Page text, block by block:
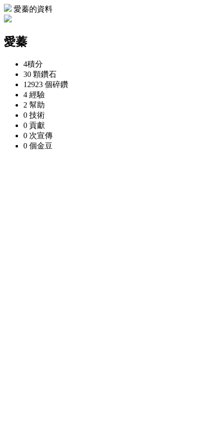
愛蓁的資料
愛蓁
4積分
30 顆鑽石
12923 個碎鑽
4 經驗
2 幫助
0 技術
0 貢獻
0 次宣傳
0 個金豆